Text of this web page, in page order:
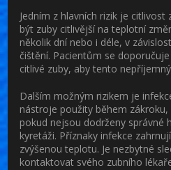
Jedním z hlavních rizik je citlivost
být zuby citlivější na teplotní
několik dní nebo i déle, v
čištění. Pacientům se
citlivé zuby, aby tento
Dalším možným rizikem je
nástroje použity během
pokud nejsou dodrženy správné
kyretáži. Příznaky infekce
zvýšenou teplotu. Je nezbytné
kontaktovat svého zubního